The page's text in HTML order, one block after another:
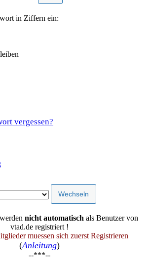
in Ziffern ein:
vergessen?
nicht automatisch als Benutzer von
vtad.de registriert !
muessen sich zuerst Registrieren
(Anleitung)
--***--